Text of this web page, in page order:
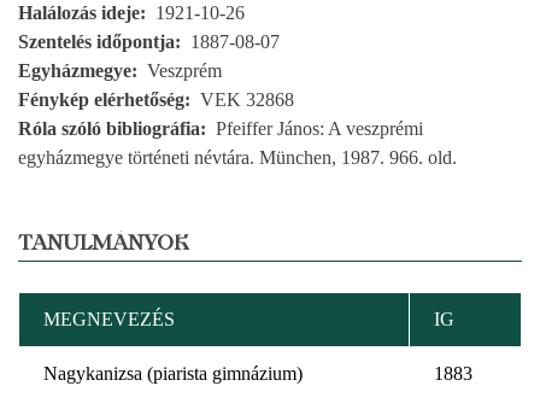
Halálozás ideje
1921-10-26
Szentelés időpontja
1887-08-07
Egyházmegye
Veszprém
Fénykép elérhetőség
VEK 32868
Róla szóló bibliográfia
Pfeiffer János: A veszprémi
egyházmegye történeti névtára. München, 1987. 966. old.
TANULMÁNYOK
MEGNEVEZÉS IG
Nagykanizsa (piarista gimnázium) 1883